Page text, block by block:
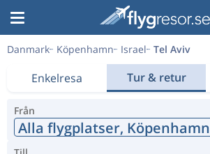
Danmark Köpenhamn Israel Tel Aviv
Enkelresa Tur & retur
Från
Alla flygplatser, Köpenhamn